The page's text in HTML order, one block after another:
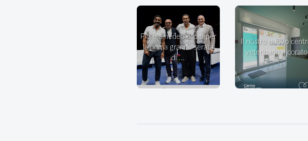
pio e amedeo ospiti per
la prima grande serata
di ...
veterinario a corato